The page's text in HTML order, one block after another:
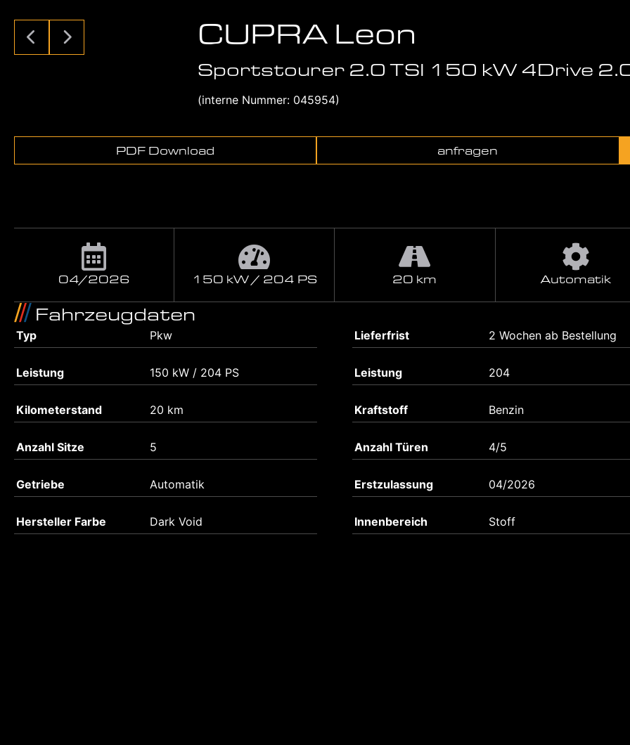
CUPRA Leon
Sportstourer 2.0 TSI 150 kW 4Drive
(interne Nummer: 045954)
PDF Download anfragen
04/2026 150 kW / 204 PS 20 km Automatik
Fahrzeugdaten
Typ Pkw Lieferfrist 2 Wochen ab Bestellung
Leistung 150 kW / 204 PS Leistung 204
Kilometerstand 20 km Kraftstoff Benzin
Anzahl Sitze 5 Anzahl Türen 4/5
Getriebe Automatik Erstzulassung 04/2026
Hersteller Farbe Dark Void Innenbereich Stoff